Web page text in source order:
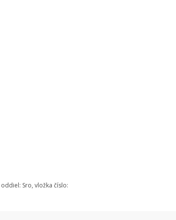
Sro, vložka číslo: